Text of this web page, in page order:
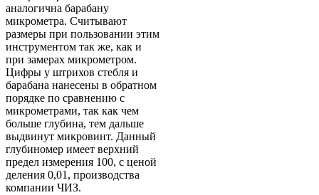
аналогична барабану
микрометра. Считывают
размеры при пользовании этим
инструментом так же, как и
при замерах микрометром.
Цифры у штрихов стебля и
барабана нанесены в обратном
порядке по сравнению с
микрометрами, так как чем
больше глубина, тем дальше
выдвинут микровинт. Данный
глубиномер имеет верхний
предел измерения 100, с ценой
деления 0,01, производства
компании ЧИЗ.